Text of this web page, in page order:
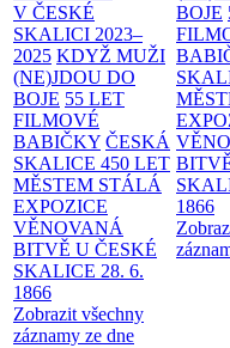
V ČESKÉ
SKALICI 2023–
2025 KDYŽ MUŽI
(NE)JDOU DO
BOJE 55 LET
FILMOVÉ
BABIČKY ČESKÁ
SKALICE 450 LET
MĚSTEM STÁLÁ
EXPOZICE
VĚNOVANÁ
BITVĚ U ČESKÉ
SKALICE 28. 6.
1866
Zobrazit všechny
záznamy ze dne
BOJE
1866